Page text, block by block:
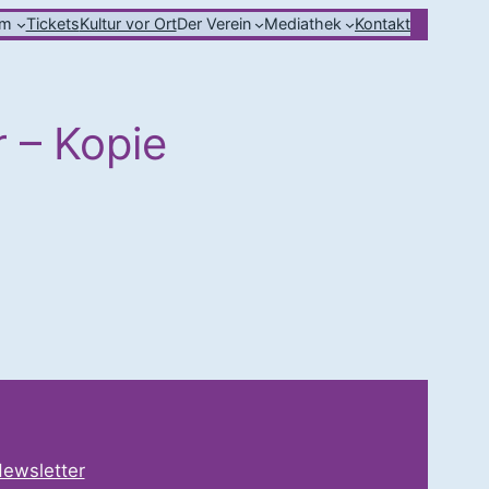
TicketsKultur vor OrtDer Verein Mediathek Kontakt
– Kopie